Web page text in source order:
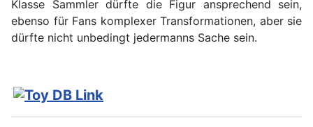
Klasse Sammler dürfte die Figur ansprechend sein,
ebenso für Fans komplexer Transformationen, aber sie
dürfte nicht unbedingt jedermanns Sache sein.